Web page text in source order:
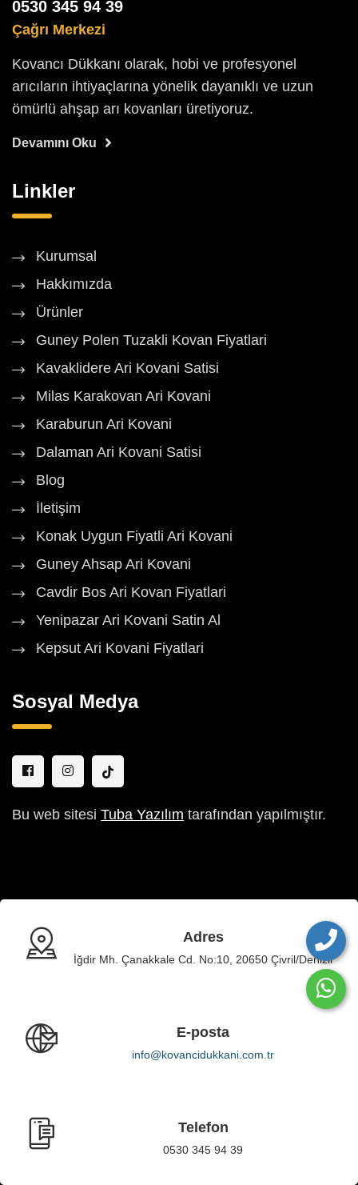
0530 345 94 39
Çağrı Merkezi
Kovancı Dükkanı olarak, hobi ve profesyonel
arıcıların ihtiyaçlarına yönelik dayanıklı ve uzun
ömürlü ahşap arı kovanları üretiyoruz.
Devamını Oku
Linkler
Kurumsal
Hakkımızda
Ürünler
Guney Polen Tuzakli Kovan Fiyatlari
Kavaklidere Ari Kovani Satisi
Milas Karakovan Ari Kovani
Karaburun Ari Kovani
Dalaman Ari Kovani Satisi
Blog
İletişim
Konak Uygun Fiyatli Ari Kovani
Guney Ahsap Ari Kovani
Cavdir Bos Ari Kovan Fiyatlari
Yenipazar Ari Kovani Satin Al
Kepsut Ari Kovani Fiyatlari
Sosyal Medya
Bu web sitesi Tuba Yazılım tarafından yapılmıştır.
Adres
İğdir Mh. Çanakkale Cd. No:10, 20650 Çivril/Denizli
E-posta
info@kovancidukkani.com.tr
Telefon
0530 345 94 39